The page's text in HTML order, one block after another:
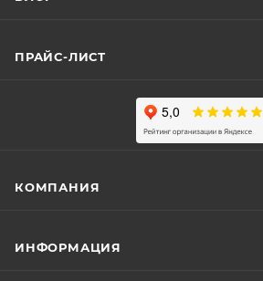
ПРАЙС-ЛИСТ
КОМПАНИЯ
ИНФОРМАЦИЯ